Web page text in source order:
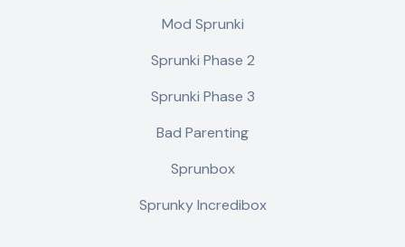
Mod Sprunki
Sprunki Phase 2
Sprunki Phase 3
Bad Parenting
Sprunbox
Sprunky Incredibox